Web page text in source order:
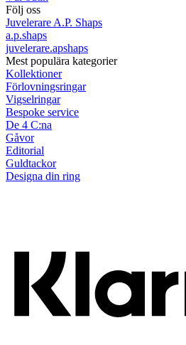
Följ oss
Juvelerare A.P. Shaps
a.p.shaps
juvelerare.apshaps
Mest populära kategorier
Kollektioner
Förlovningsringar
Vigselringar
Bespoke service
De 4 C:na
Gåvor
Editorial
Guldtackor
Designa din ring